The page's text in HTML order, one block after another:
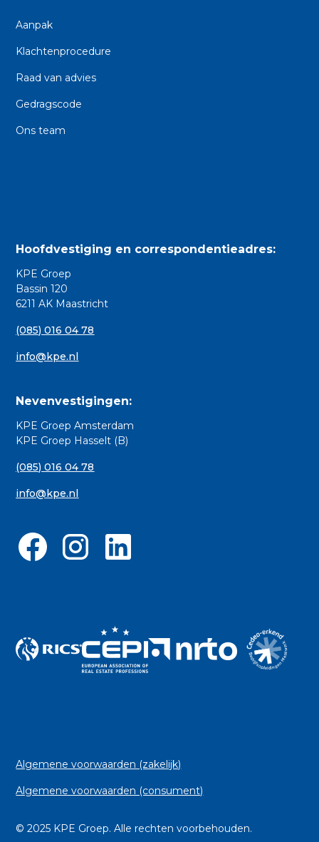
Aanpak
Klachtenprocedure
Raad van advies
Gedragscode
Ons team
Hoofdvestiging en correspondentieadres:
KPE Groep
Bassin 120
6211 AK Maastricht
(085) 016 04 78
info@kpe.nl
Nevenvestigingen:
KPE Groep Amsterdam
KPE Groep Hasselt (B)
(085) 016 04 78
info@kpe.nl
© 2025 KPE Groep. Alle rechten voorbehouden.
Algemene voorwaarden (zakelijk)
Algemene voorwaarden (consument)